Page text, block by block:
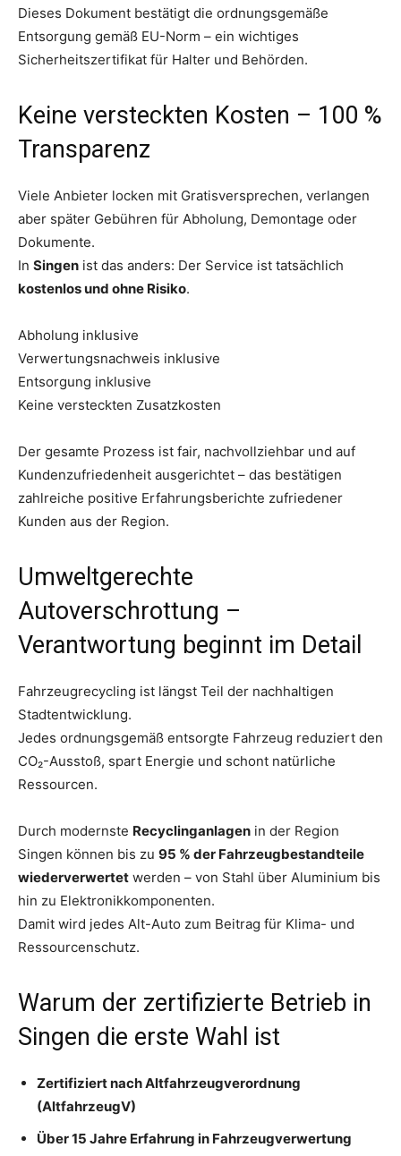
Dieses Dokument bestätigt die ordnungsgemäße
Entsorgung gemäß EU-Norm – ein wichtiges
Sicherheitszertifikat für Halter und Behörden.
Keine versteckten Kosten – 100 %
Transparenz
Viele Anbieter locken mit Gratisversprechen, verlangen
aber später Gebühren für Abholung, Demontage oder
Dokumente.
In Singen ist das anders: Der Service ist tatsächlich
kostenlos und ohne Risiko.
Abholung inklusive
Verwertungsnachweis inklusive
Entsorgung inklusive
Keine versteckten Zusatzkosten
Der gesamte Prozess ist fair, nachvollziehbar und auf
Kundenzufriedenheit ausgerichtet – das bestätigen
zahlreiche positive Erfahrungsberichte zufriedener
Kunden aus der Region.
Umweltgerechte
Autoverschrottung –
Verantwortung beginnt im Detail
Fahrzeugrecycling ist längst Teil der nachhaltigen
Stadtentwicklung.
Jedes ordnungsgemäß entsorgte Fahrzeug reduziert den
CO₂-Ausstoß, spart Energie und schont natürliche
Ressourcen.
Durch modernste Recyclinganlagen in der Region
Singen können bis zu 95 % der Fahrzeugbestandteile
wiederverwertet werden – von Stahl über Aluminium bis
hin zu Elektronikkomponenten.
Damit wird jedes Alt-Auto zum Beitrag für Klima- und
Ressourcenschutz.
Warum der zertifizierte Betrieb in
Singen die erste Wahl ist
Zertifiziert nach Altfahrzeugverordnung
(AltfahrzeugV)
Über 15 Jahre Erfahrung in Fahrzeugverwertung